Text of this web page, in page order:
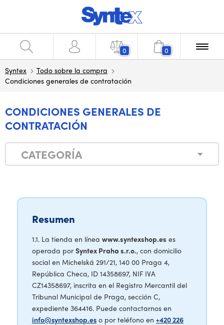
0 0
Syntex
Todo sobre la compra
Condiciones generales de contratación
CONDICIONES GENERALES DE
CONTRATACIÓN
CATEGORÍA
Resumen
1.1. La tienda en línea www.syntexshop.es es
operada porSyntex Praha s.r.o., con domicilio
social en Michelská 291/21, 140 00 Praga 4,
República Checa, ID 14358697, NIF IVA
CZ14358697, inscrita en el Registro Mercantil del
Tribunal Municipal de Praga, sección C,
expediente 364416. Puede contactarnos en
info@syntexshop.es o por teléfono en +420 226